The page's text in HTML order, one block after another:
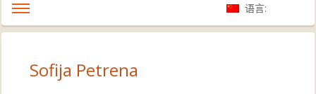
语言:
Sofija Petrena